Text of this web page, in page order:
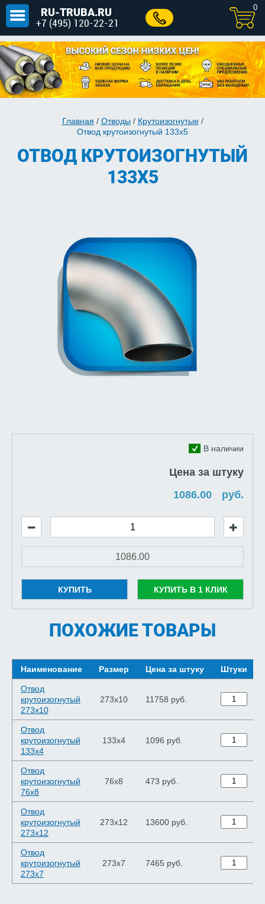
RU-TRUBA.RU
+7 (495) 120-22-21
0
Главная / Отводы / Крутоизогнутые/
Отвод крутоизогнутый 133х5
ОТВОД КРУТОИЗОГНУТЫЙ
133Х5
В наличии
Цена за штуку
руб.
КУПИТЬ КУПИТЬ В 1 КЛИК
ПОХОЖИЕ ТОВАРЫ
Наименование Размер Цена за штуку Штуки
Отвод
крутоизогнутый
273х10
273х10 11758 руб.
Отвод
крутоизогнутый
133х4
133х4 1096 руб.
Отвод
крутоизогнутый
76х8
76х8 473 руб.
Отвод
крутоизогнутый
273х12
273х12 13600 руб.
Отвод
крутоизогнутый
273х7
273х7 7465 руб.